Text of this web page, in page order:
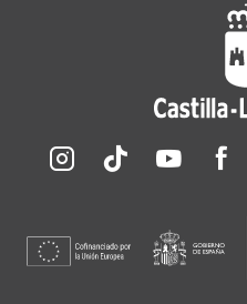
Redes sociales JCCM